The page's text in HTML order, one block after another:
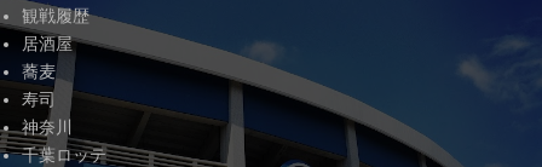
観戦履歴
居酒屋
蕎麦
寿司
神奈川
千葉ロッテ